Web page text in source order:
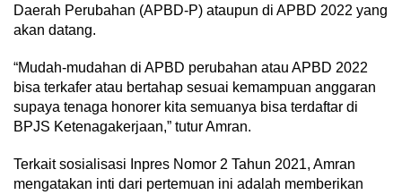
Daerah Perubahan (APBD-P) ataupun di APBD 2022 yang
akan datang.
“Mudah-mudahan di APBD perubahan atau APBD 2022
bisa terkafer atau bertahap sesuai kemampuan anggaran
supaya tenaga honorer kita semuanya bisa terdaftar di
BPJS Ketenagakerjaan,” tutur Amran.
Terkait sosialisasi Inpres Nomor 2 Tahun 2021, Amran
mengatakan inti dari pertemuan ini adalah memberikan